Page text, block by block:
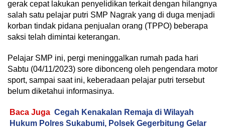
gerak cepat lakukan penyelidikan terkait dengan hilangnya
salah satu pelajar putri SMP Nagrak yang di duga menjadi
korban tindak pidana penjualan orang (TPPO) beberapa
saksi telah dimintai keterangan.
Pelajar SMP ini, pergi meninggalkan rumah pada hari
Sabtu (04/11/2023) sore dibonceng oleh pengendara motor
sport, sampai saat ini, keberadaan pelajar putri tersebut
belum diketahui informasinya.
Baca Juga Cegah Kenakalan Remaja di Wilayah
Hukum Polres Sukabumi, Polsek Gegerbitung Gelar